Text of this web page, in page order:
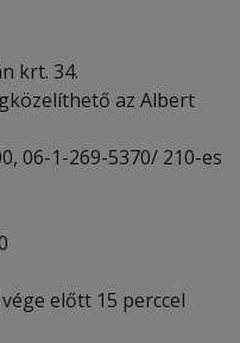
krt. 34.
az Albert
06-1-269-5370/ 210-es
előtt 15 perccel